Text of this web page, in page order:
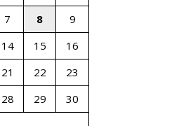
7 8
9
14 15
16
21 22
23
28 29
30